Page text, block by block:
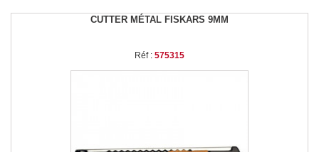
CUTTER MÉTAL FISKARS 9MM
Réf : 575315